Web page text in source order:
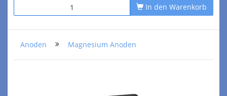
In den Warenkorb
Anoden Magnesium Anoden